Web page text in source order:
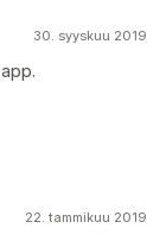
30. syyskuu 2019
22. tammikuu 2019